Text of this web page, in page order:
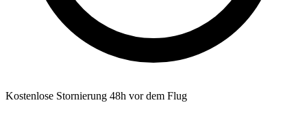
Kostenlose Stornierung 48h vor dem Flug